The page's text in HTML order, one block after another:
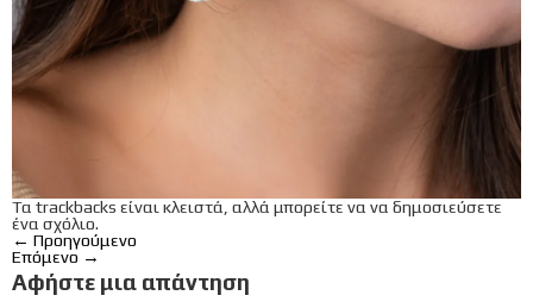
Τα trackbacks είναι κλειστά, αλλά μπορείτε να να δημοσιεύσετε
ένα σχόλιο.
← Προηγούμενο
Επόμενο →
Αφήστε μια απάντηση